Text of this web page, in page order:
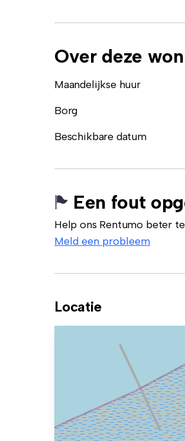
Over deze
Maandelijkse huur
Borg
Beschikbare datum
Een fout
Help ons Rentumo beter
Meld een probleem
Locatie